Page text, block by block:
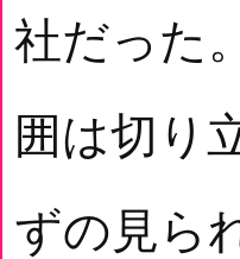
社だった
囲は切り
ずの見ら